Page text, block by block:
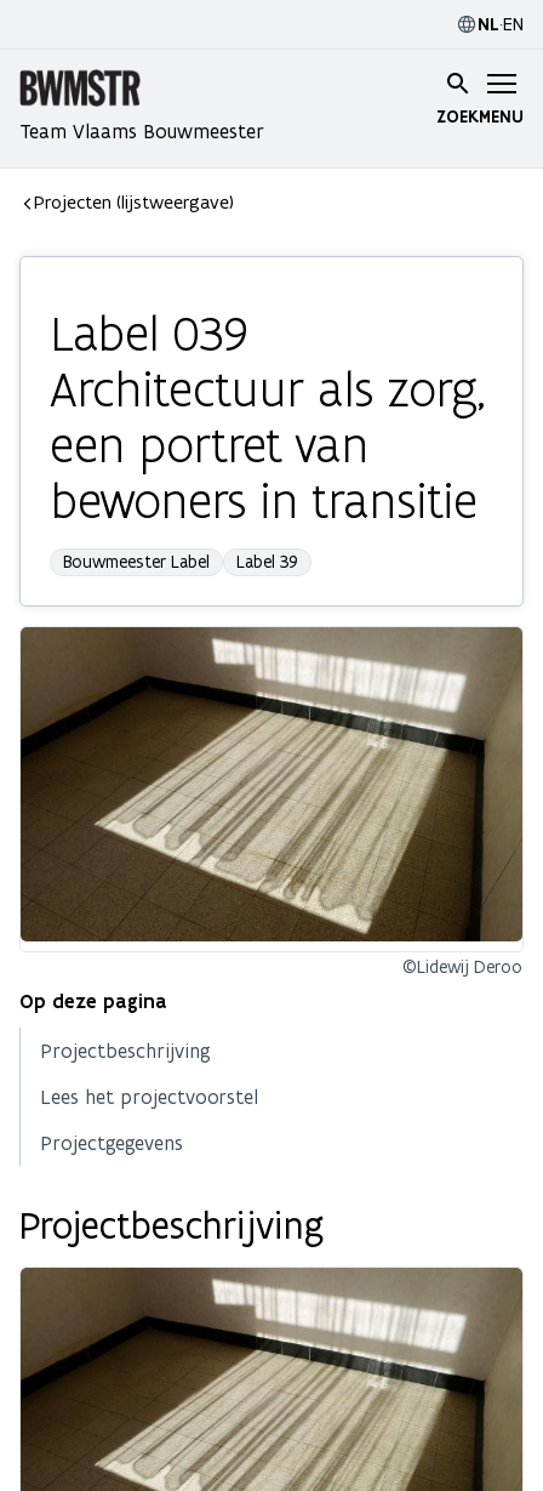
NL·EN
Team Vlaams Bouwmeester
ZOEKMENU
Projecten (lijstweergave)
Label 039
Architectuur als zorg,
een portret van
bewoners in transitie
Bouwmeester Label Label 39
©Lidewij Deroo
Op deze pagina
Projectbeschrijving
Lees het projectvoorstel
Projectgegevens
Projectbeschrijving